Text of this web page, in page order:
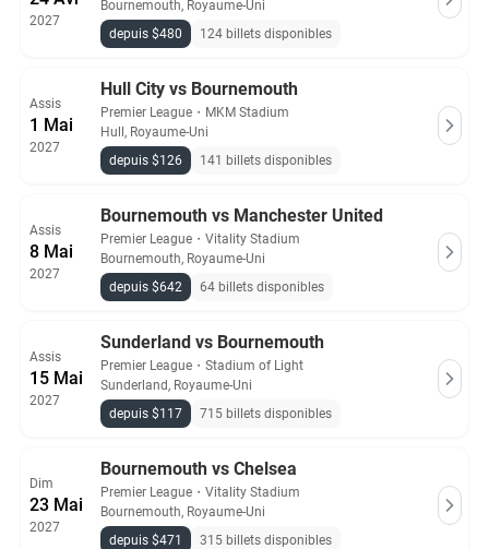
2027
Bournemouth, Royaume-Uni
depuis $480
124 billets disponibles
Assis
1 Mai
2027
Hull City vs Bournemouth
Premier League ・ MKM Stadium
Hull, Royaume-Uni
depuis $126
141 billets disponibles
Assis
8 Mai
2027
Bournemouth vs Manchester United
Premier League ・ Vitality Stadium
Bournemouth, Royaume-Uni
depuis $642
64 billets disponibles
Assis
15 Mai
2027
Sunderland vs Bournemouth
Premier League ・ Stadium of Light
Sunderland, Royaume-Uni
depuis $117
715 billets disponibles
Dim
23 Mai
2027
Bournemouth vs Chelsea
Premier League ・ Vitality Stadium
Bournemouth, Royaume-Uni
depuis $471
315 billets disponibles